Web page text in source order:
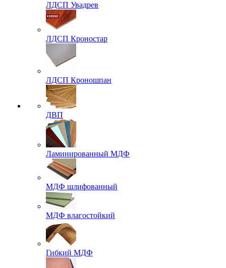
ЛДСП Увадрев
ЛДСП Кроностар
ЛДСП Кроношпан
ДВП
Ламинированный МДФ
МДФ шлифованный
МДФ влагостойкий
Гибкий МДФ